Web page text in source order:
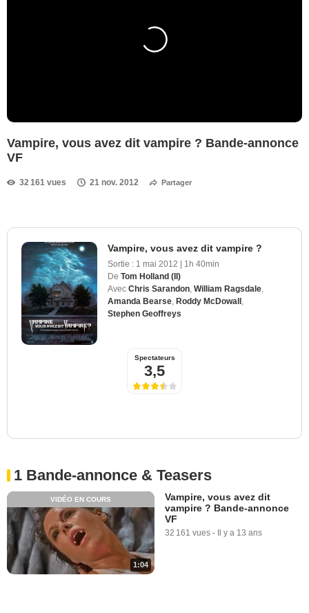
Vampire, vous avez dit vampire ? Bande-annonce
VF
32 161 vues 21 nov. 2012 Partager
Vampire, vous avez dit vampire ?
Sortie : 1 mai 2012 | 1h 40min
De Tom Holland (II)
Avec Chris Sarandon William Ragsdale
Amanda Bearse Roddy McDowall
Stephen Geoffreys
Spectateurs
3,5
1 Bande-annonce & Teasers
1:04
VIDÉO EN COURS
Vampire, vous avez dit
vampire ? Bande-annonce
VF
32 161 vues - Il y a 13 ans